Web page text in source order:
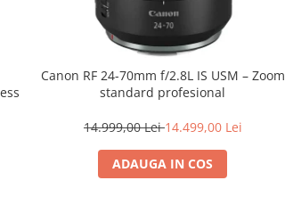
Canon RF 24-70mm f/2.8L IS USM – Zoom
standard profesional
14.999,00 Lei14.499,00 Lei
ADAUGA IN COS